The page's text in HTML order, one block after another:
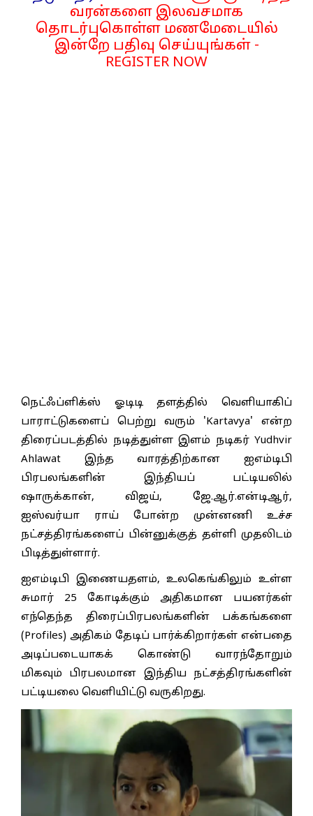
வரன்களை இலவசமாக
தொடர்புகொள்ள மணமேடையில்
இன்றே பதிவு செய்யுங்கள் -
REGISTER NOW
நெட்ஃப்ளிக்ஸ் ஓடிடி தளத்தில் வெளியாகிப்
பாராட்டுகளைப் பெற்று வரும் 'Kartavya' என்ற
திரைப்படத்தில் நடித்துள்ள இளம் நடிகர் Yudhvir
Ahlawat இந்த வாரத்திற்கான ஐஎம்டிபி
பிரபலங்களின் இந்தியப் பட்டியலில்
ஷாருக்கான், விஜய், ஜே.ஆர்.என்டிஆர்,
ஐஸ்வர்யா ராய் போன்ற முன்னணி உச்ச
நட்சத்திரங்களைப் பின்னுக்குத் தள்ளி முதலிடம்
பிடித்துள்ளார்.
ஐஎம்டிபி இணையதளம், உலகெங்கிலும் உள்ள
சுமார் 25 கோடிக்கும் அதிகமான பயனர்கள்
எந்தெந்த திரைப்பிரபலங்களின் பக்கங்களை
(Profiles) அதிகம் தேடிப் பார்க்கிறார்கள் என்பதை
அடிப்படையாகக் கொண்டு வாரந்தோறும்
மிகவும் பிரபலமான இந்திய நட்சத்திரங்களின்
பட்டியலை வெளியிட்டு வருகிறது.